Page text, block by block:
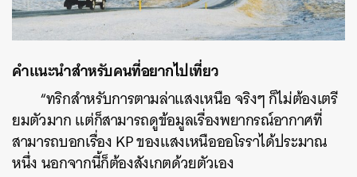
คำแนะนำสำหรับคนที่อยากไปเที่ยว
“ทริกสำหรับการตามล่าแสงเหนือ จริงๆ ก็ไม่ต้องเตรี
ยมตัวมาก แต่ก็สามารถดูข้อมูลเรื่องพยากรณ์อากาศที่
สามารถบอกเรื่อง KP ของแสงเหนือออโรราได้ประมาณ
หนึ่ง นอกจากนี้ก็ต้องสังเกตด้วยตัวเอง